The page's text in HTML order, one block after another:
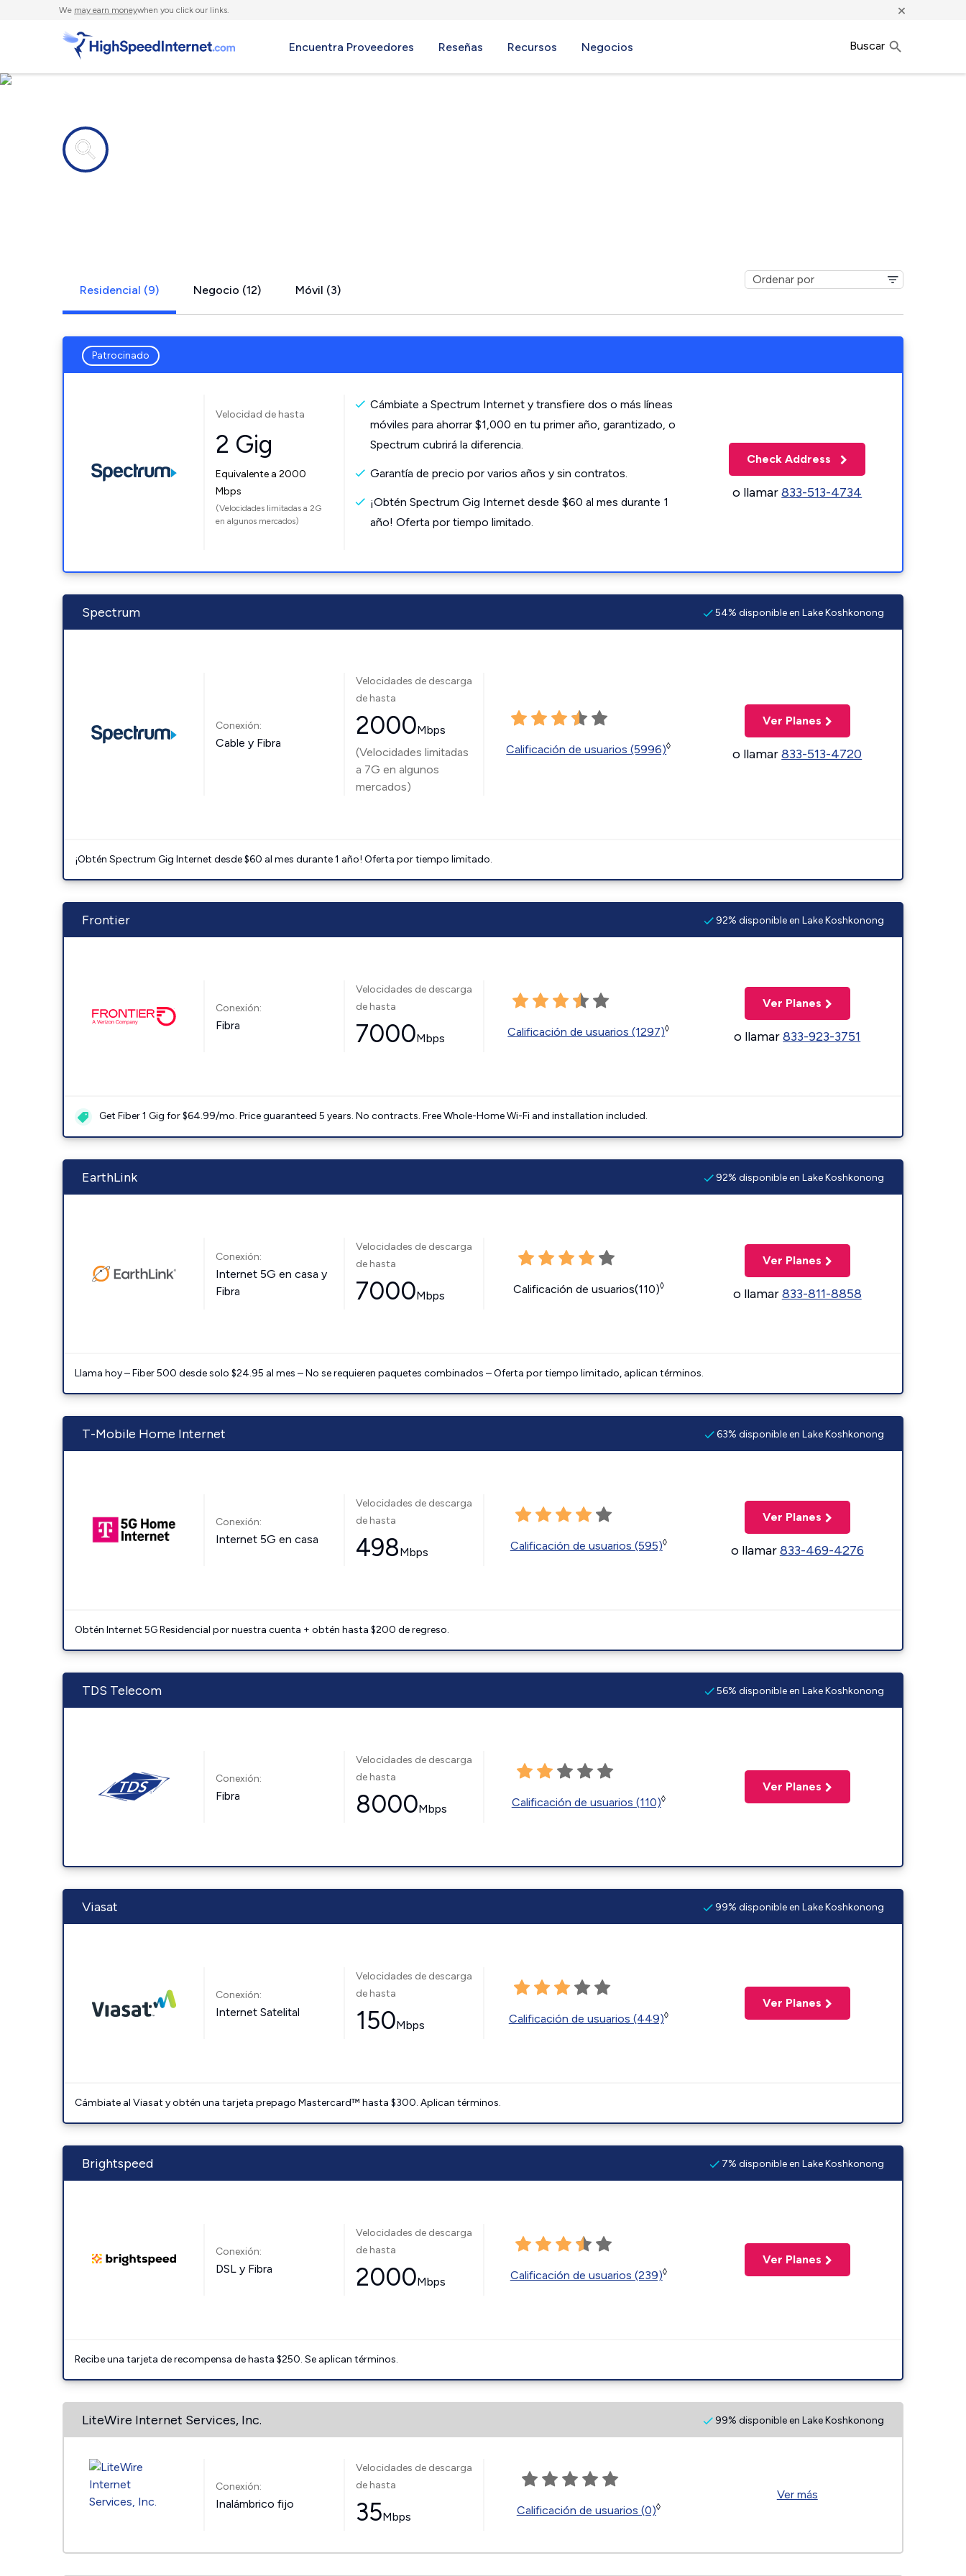
We may earn moneywhen you click our links. ×
Encuentra Proveedores Reseñas Recursos Negocios Buscar
Residencial (9) Negocio (12) Móvil (3)
Patrocinado
Velocidad de hasta
2 Gig
Equivalente a 2000
Mbps
(Velocidades limitadas a 2G
en algunos mercados)
Cámbiate a Spectrum Internet y transfiere dos o más líneas
móviles para ahorrar $1,000 en tu primer año, garantizado, o
Spectrum cubrirá la diferencia.
Garantía de precio por varios años y sin contratos.
¡Obtén Spectrum Gig Internet desde $60 al mes durante 1
año! Oferta por tiempo limitado.
Check Address
o llamar833-513-4734
Spectrum 54% disponible en Lake Koshkonong
Conexión:
Cable y Fibra
Velocidades de descarga
de hasta
2000Mbps
(Velocidades limitadas
a 7G en algunos
mercados)
Calificación de usuarios (5996)◊
Ver Planes
o llamar833-513-4720
¡Obtén Spectrum Gig Internet desde $60 al mes durante 1 año! Oferta por tiempo limitado.
Frontier 92% disponible en Lake Koshkonong
Conexión:
Fibra
Velocidades de descarga
de hasta
7000Mbps Calificación de usuarios (1297)◊
Ver Planes
o llamar833-923-3751
Get Fiber 1 Gig for $64.99/mo. Price guaranteed 5 years. No contracts. Free Whole-Home Wi-Fi and installation included.
EarthLink 92% disponible en Lake Koshkonong
Conexión:
Internet 5G en casa y
Fibra
Velocidades de descarga
de hasta
7000Mbps Calificación de usuarios(110)◊
Ver Planes
o llamar833-811-8858
Llama hoy – Fiber 500 desde solo $24.95 al mes – No se requieren paquetes combinados – Oferta por tiempo limitado, aplican términos.
T-Mobile Home Internet 63% disponible en Lake Koshkonong
Conexión:
Internet 5G en casa
Velocidades de descarga
de hasta
498Mbps Calificación de usuarios (595)◊
Ver Planes
o llamar833-469-4276
Obtén Internet 5G Residencial por nuestra cuenta + obtén hasta $200 de regreso.
TDS Telecom 56% disponible en Lake Koshkonong
Conexión:
Fibra
Velocidades de descarga
de hasta
8000Mbps Calificación de usuarios (110)◊
Ver Planes
Viasat 99% disponible en Lake Koshkonong
Conexión:
Internet Satelital
Velocidades de descarga
de hasta
150Mbps Calificación de usuarios (449)◊
Ver Planes
Cámbiate al Viasat y obtén una tarjeta prepago Mastercard™ hasta $300. Aplican términos.
Brightspeed 7% disponible en Lake Koshkonong
Conexión:
DSL y Fibra
Velocidades de descarga
de hasta
2000Mbps Calificación de usuarios (239)◊
Ver Planes
Recibe una tarjeta de recompensa de hasta $250. Se aplican términos.
LiteWire Internet Services, Inc. 99% disponible en Lake Koshkonong
Conexión:
Inalámbrico fijo
Velocidades de descarga
de hasta
35Mbps Calificación de usuarios (0)◊
Ver más